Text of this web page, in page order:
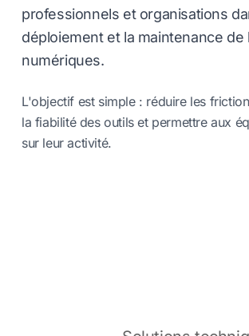
professionnels et organisations
déploiement et la maintenance de
numériques.
L'objectif est simple : réduire les
la fiabilité des outils et permettre aux
sur leur activité.